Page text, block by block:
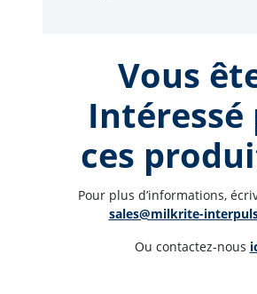
Vous
Intéressé
ces
Pour plus d’informations,
sales@milkrite-
Ou contactez-nous